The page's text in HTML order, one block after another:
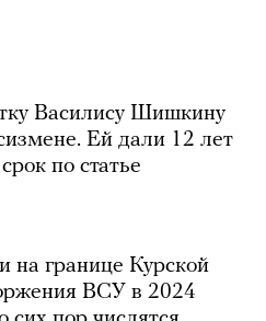
Василису Шишкину
Ей дали 12 лет
по статье
на границе Курской
ВСУ в 2024